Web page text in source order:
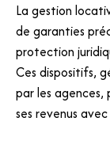
La gestion
de garanties
protection
Ces dispositifs,
par les
ses revenus